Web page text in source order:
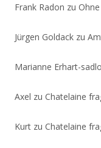
Frank Radon zu
Jürgen Goldack zu
Marianne Erhart-
Axel zu Chatelaine
Kurt zu Chatelaine